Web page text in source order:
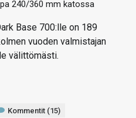
240/360 mm katossa
Base 700:lle on 189
vuoden valmistajan
välittömästi.
Kommentit (15)